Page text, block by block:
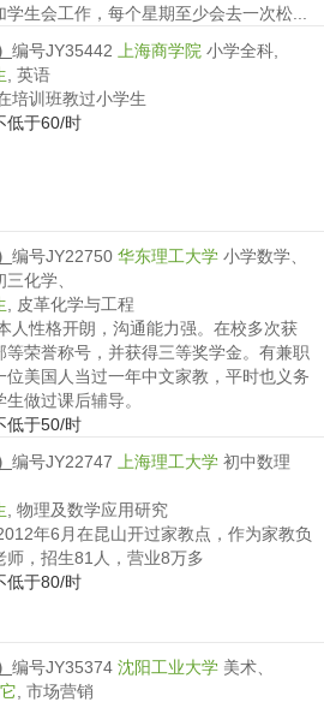
学生会工作，每个星期至少会去一次松...
编号JY35442 上海商学院 小学全科,
英语
培训班教过小学生
低于60/时
编号JY22750 华东理工大学 小学数学、
化学、
皮革化学与工程
人性格开朗，沟通能力强。在校多次获
等荣誉称号，并获得三等奖学金。有兼职
位美国人当过一年中文家教，平时也义务
做过课后辅导。
低于50/时
编号JY22747 上海理工大学 初中数理
物理及数学应用研究
年6月在昆山开过家教点，作为家教负
师，招生81人，营业8万多
低于80/时
编号JY35374 沈阳工业大学 美术、
市场营销